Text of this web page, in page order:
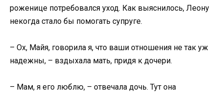
роженице потребовался уход. Как выяснилось, Леону
некогда стало бы помогать супруге.
– Ох, Майя, говорила я, что ваши отношения не так уж
надежны, – вздыхала мать, придя к дочери.
– Мам, я его люблю, – отвечала дочь. Тут она